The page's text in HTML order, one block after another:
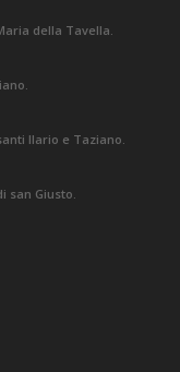
della Tavella.
Ilario e Taziano.
san Giusto.